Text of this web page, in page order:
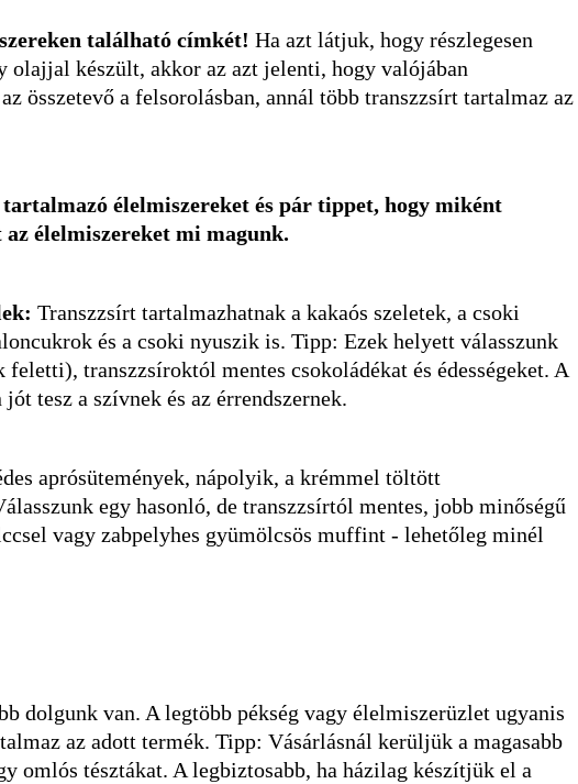
található címkét! Ha azt látjuk, hogy részlegesen
készült, akkor az azt jelenti, hogy valójában
összetevő a felsorolásban, annál több transzzsírt tartalmaz az
élelmiszereket és pár tippet, hogy miként
élelmiszereket mi magunk.
Transzzsírt tartalmazhatnak a kakaós szeletek, a csoki
és a csoki nyuszik is. Tipp: Ezek helyett válasszunk
transzzsíroktól mentes csokoládékat és édességeket. A
tesz a szívnek és az érrendszernek.
aprósütemények, nápolyik, a krémmel töltött
egy hasonló, de transzzsírtól mentes, jobb minőségű
vagy zabpelyhes gyümölcsös muffint - lehetőleg minél
dolgunk van. A legtöbb pékség vagy élelmiszerüzlet ugyanis
az adott termék. Tipp: Vásárlásnál kerüljük a magasabb
omlós tésztákat. A legbiztosabb, ha házilag készítjük el a